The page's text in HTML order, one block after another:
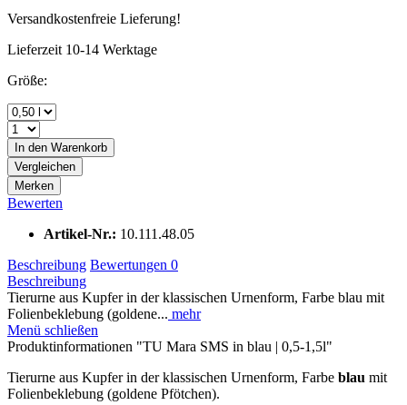
Versandkostenfreie Lieferung!
Lieferzeit 10-14 Werktage
Größe:
In den Warenkorb
Vergleichen
Merken
Bewerten
Artikel-Nr.: 10.111.48.05
Beschreibung Bewertungen 0
Beschreibung
Tierurne aus Kupfer in der klassischen Urnenform, Farbe blau mit
Folienbeklebung (goldene... mehr
Menü schließen
Produktinformationen "TU Mara SMS in blau | 0,5-1,5l"
Tierurne aus Kupfer in der klassischen Urnenform, Farbe blau mit
Folienbeklebung (goldene Pfötchen).